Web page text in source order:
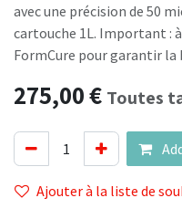
avec une précision de 50
cartouche 1L. Important :
FormCure pour garantir
275,00€ Toutes
Ajouter à la liste de